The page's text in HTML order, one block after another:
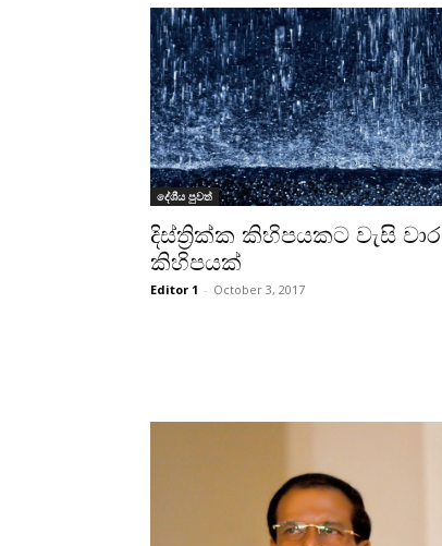
දේශීය පුවත්
දිස්ත්‍රික්ක කිහිපයකට වැසි වාර
කිහිපයක්
Editor 1 - October 3, 2017